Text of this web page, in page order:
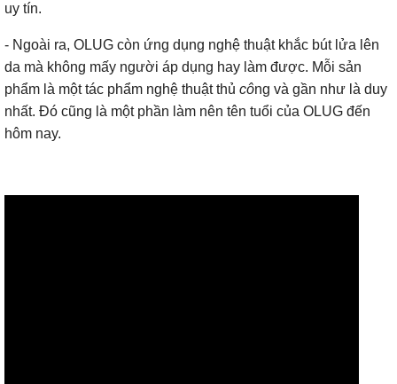
uy tín.
- Ngoài ra, OLUG còn ứng dụng nghệ thuật khắc bút lửa lên
da mà không mấy người áp dụng hay làm được. Mỗi sản
phẩm là một tác phẩm nghệ thuật thủ công và gần như là duy
nhất. Đó cũng là một phần làm nên tên tuổi của OLUG đến
hôm nay.